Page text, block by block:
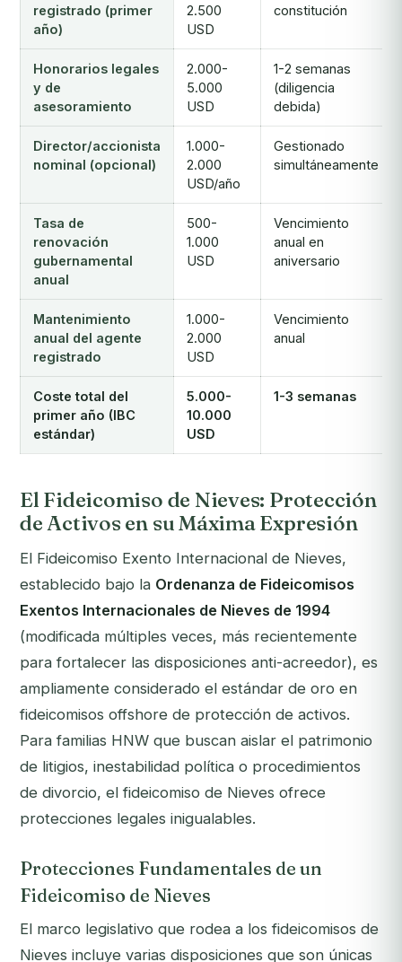
registrado (primer
año)
2.500
USD
constitución
Honorarios legales
y de
asesoramiento
2.000-
5.000
USD
1-2 semanas
(diligencia
debida)
Director/accionista
nominal (opcional)
1.000-
2.000
USD/año
Gestionado
simultáneamente
Tasa de
renovación
gubernamental
anual
500-
1.000
USD
Vencimiento
anual en
aniversario
Mantenimiento
anual del agente
registrado
1.000-
2.000
USD
Vencimiento
anual
Coste total del
primer año (IBC
estándar)
5.000-
10.000
USD
1-3 semanas
El Fideicomiso de Nieves: Protección
de Activos en su Máxima Expresión
El Fideicomiso Exento Internacional de Nieves,
establecido bajo la Ordenanza de Fideicomisos
Exentos Internacionales de Nieves de 1994
(modificada múltiples veces, más recientemente
para fortalecer las disposiciones anti-acreedor), es
ampliamente considerado el estándar de oro en
fideicomisos offshore de protección de activos.
Para familias HNW que buscan aislar el patrimonio
de litigios, inestabilidad política o procedimientos
de divorcio, el fideicomiso de Nieves ofrece
protecciones legales inigualables.
Protecciones Fundamentales de un
Fideicomiso de Nieves
El marco legislativo que rodea a los fideicomisos de
Nieves incluye varias disposiciones que son únicas